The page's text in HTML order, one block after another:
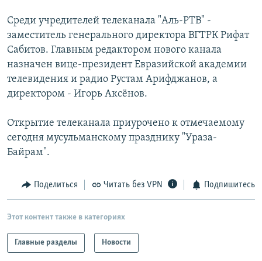
Все сайты РСЕ/РС
Среди учредителей телеканала "Аль-РТВ" -
заместитель генерального директора ВГТРК Рифат
Сабитов. Главным редактором нового канала
назначен вице-президент Евразийской академии
телевидения и радио Рустам Арифджанов, а
директором - Игорь Аксёнов.
Открытие телеканала приурочено к отмечаемому
сегодня мусульманскому празднику "Ураза-
Байрам".
Поделиться Читать без VPN Подпишитесь
Этот контент также в категориях
Главные разделы Новости